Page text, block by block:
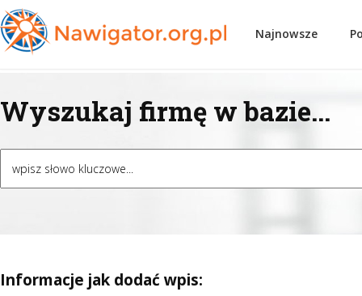
Najnowsze
Wyszukaj firmę w bazie...
Informacje jak dodać wpis: